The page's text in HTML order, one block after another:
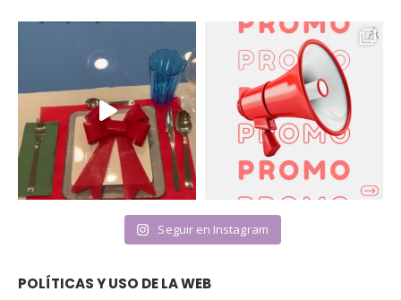
Seguir en Instagram
POLÍTICAS Y USO DE LA WEB